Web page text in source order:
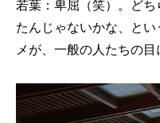
若葉：卑屈（笑）。ど
たんじゃないかな、と
メが、一般の人たちの目